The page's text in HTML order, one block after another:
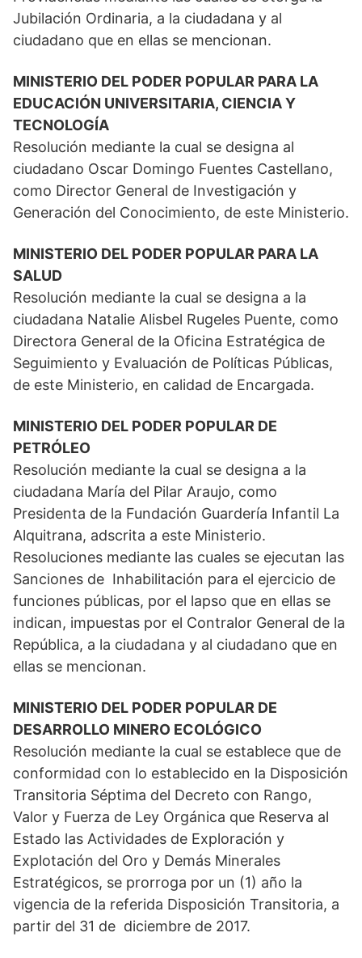
Jubilación Ordinaria, a la ciudadana y al
ciudadano que en ellas se mencionan.
MINISTERIO DEL PODER POPULAR PARA LA
EDUCACIÓN UNIVERSITARIA, CIENCIA Y
TECNOLOGÍA
Resolución mediante la cual se designa al
ciudadano Oscar Domingo Fuentes Castellano,
como Director General de Investigación y
Generación del Conocimiento, de este Ministerio.
MINISTERIO DEL PODER POPULAR PARA LA
SALUD
Resolución mediante la cual se designa a la
ciudadana Natalie Alisbel Rugeles Puente, como
Directora General de la Oficina Estratégica de
Seguimiento y Evaluación de Políticas Públicas,
de este Ministerio, en calidad de Encargada.
MINISTERIO DEL PODER POPULAR DE
PETRÓLEO
Resolución mediante la cual se designa a la
ciudadana María del Pilar Araujo, como
Presidenta de la Fundación Guardería Infantil La
Alquitrana, adscrita a este Ministerio.
Resoluciones mediante las cuales se ejecutan las
Sanciones de Inhabilitación para el ejercicio de
funciones públicas, por el lapso que en ellas se
indican, impuestas por el Contralor General de la
República, a la ciudadana y al ciudadano que en
ellas se mencionan.
MINISTERIO DEL PODER POPULAR DE
DESARROLLO MINERO ECOLÓGICO
Resolución mediante la cual se establece que de
conformidad con lo establecido en la Disposición
Transitoria Séptima del Decreto con Rango,
Valor y Fuerza de Ley Orgánica que Reserva al
Estado las Actividades de Exploración y
Explotación del Oro y Demás Minerales
Estratégicos, se prorroga por un (1) año la
vigencia de la referida Disposición Transitoria, a
partir del 31 de diciembre de 2017.